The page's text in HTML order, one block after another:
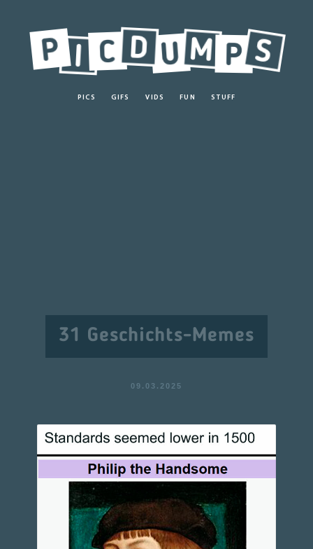
PICS GIFS VIDS FUN STUFF
31 Geschichts-Memes
09.03.2025